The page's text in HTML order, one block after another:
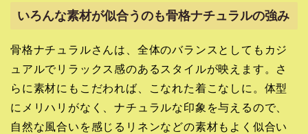
いろんな素材が似合うのも骨格ナチュラルの強み
骨格ナチュラルさんは、全体のバランスとしてもカジ
ュアルでリラックス感のあるスタイルが映えます。さ
らに素材にもこだわれば、こなれた着こなしに。体型
にメリハリがなく、ナチュラルな印象を与えるので、
自然な風合いを感じるリネンなどの素材もよく似合い